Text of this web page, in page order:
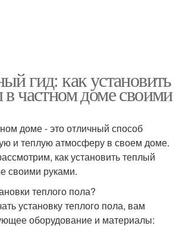
гид: как установить
частном доме своими
доме - это отличный способ
и теплую атмосферу в своем доме.
как установить теплый
своими руками.
теплого пола?
установку теплого пола, вам
оборудование и материалы: